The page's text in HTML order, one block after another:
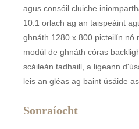
agus consóil cluiche
10.1 orlach ag an taispeáint
ghnáth 1280 x 800 picteilín nó
modúl de ghnáth córas
scáileán tadhaill, a ligeann
leis an gléas ag baint úsáide
Sonraíocht